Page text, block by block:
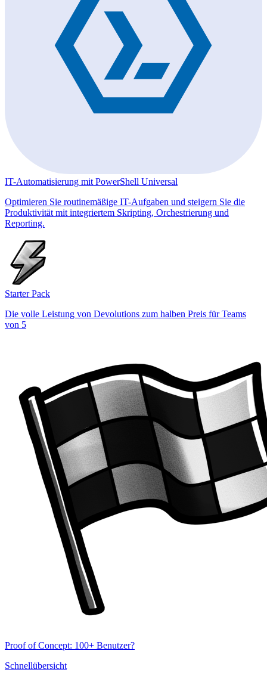
IT-Automatisierung mit PowerShell Universal
Optimieren Sie routinemäßige IT-Aufgaben und steigern Sie die
Produktivität mit integriertem Skripting, Orchestrierung und
Reporting.
Starter Pack
Die volle Leistung von Devolutions zum halben Preis für Teams
von 5
Proof of Concept: 100+ Benutzer?
Schnellübersicht